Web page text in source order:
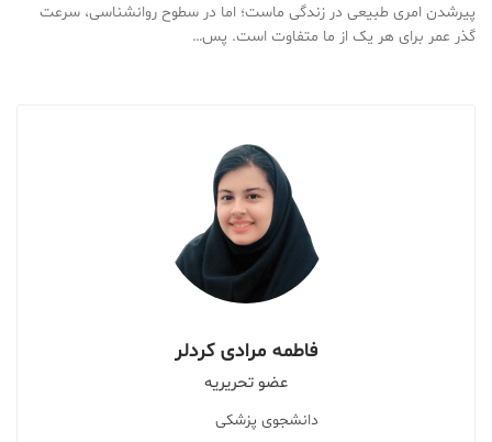
پیرشدن امری طبیعی در زندگی ماست؛ اما در سطوح روانشناسی، سرعت
گذر عمر برای هر یک از ما متفاوت است. پس…
فاطمه مرادی کردلر
عضو تحریریه
دانشجوی پزشکی